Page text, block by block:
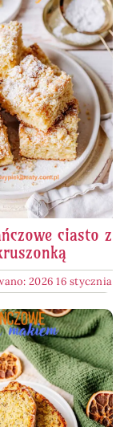
ciasto z
2026 16 stycznia